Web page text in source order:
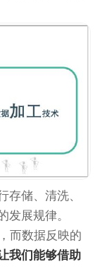
存储、清洗、
发展规律。
，而数据反映的
我们能够借助